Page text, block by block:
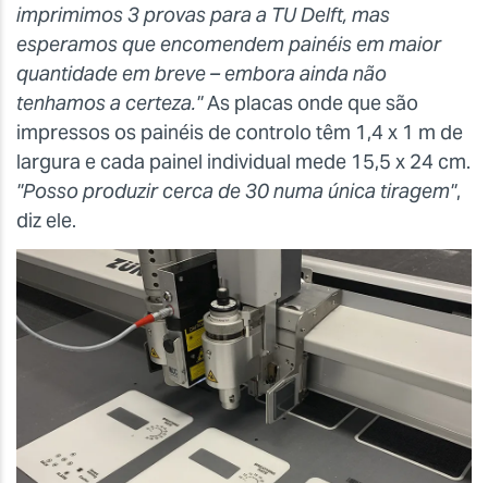
imprimimos 3 provas para a TU Delft, mas
esperamos que encomendem painéis em maior
quantidade em breve – embora ainda não
tenhamos a certeza."As placas onde que são
impressos os painéis de controlo têm 1,4 x 1 m de
largura e cada painel individual mede 15,5 x 24 cm.
"Posso produzir cerca de 30 numa única tiragem",
diz ele.